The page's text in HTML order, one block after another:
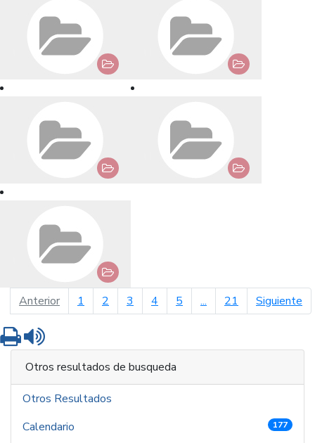
Anteriorpágina anterior
1 2 3 4 5 ... 21 Siguiente
Imprimir
Otros resultados de busqueda
Otros Resultados
Calendario
177